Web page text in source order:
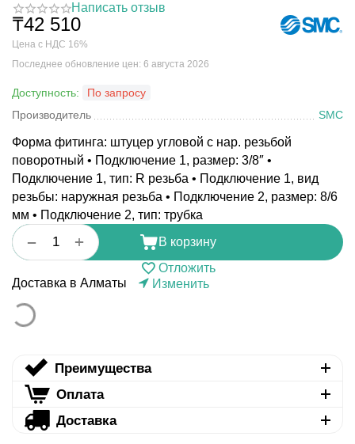
Написать отзыв
₸42 510
Цена с НДС 16%
Последнее обновление цен: 6 августа 2026
Доступность:
По запросу
Производитель
SMC
Форма фитинга: штуцер угловой с нар. резьбой
поворотный • Подключение 1, размер: 3/8″ •
Подключение 1, тип: R резьба • Подключение 1, вид
резьбы: наружная резьба • Подключение 2, размер: 8/6
мм • Подключение 2, тип: трубка
+
−
В корзину
Отложить
Доставка в Алматы
Изменить
Преимущества
Оплата
Доставка